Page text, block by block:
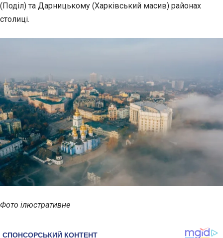
(Поділ) та Дарницькому (Харківський масив) районах
столиці.
Фото ілюстративне